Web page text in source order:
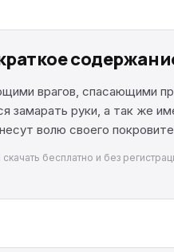
врагов, спасающими
замарать руки, а так же
волю своего
бесплатно и без